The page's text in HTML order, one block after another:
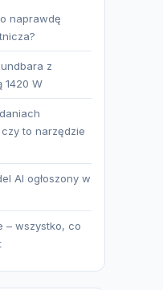
naprawdę
z
1420 W
to narzędzie
AI ogłoszony w
– wszystko, co